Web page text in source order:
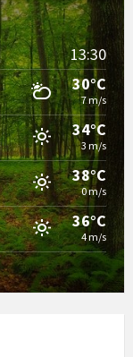
13:30
30°C
7 m/s
34°C
3 m/s
38°C
0 m/s
36°C
4 m/s